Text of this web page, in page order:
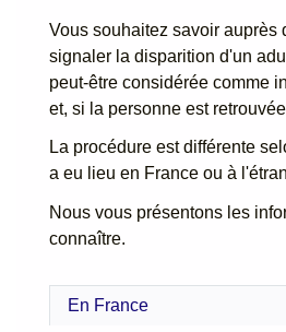
Vous souhaitez savoir auprès
signaler la disparition d'un
peut-être considérée comme
et, si la personne est
La procédure est différente
a eu lieu en France ou à
Nous vous présentons les
connaître.
En France